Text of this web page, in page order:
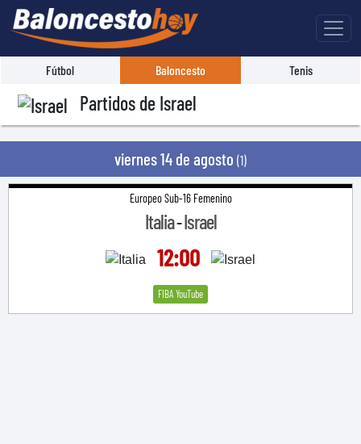
Fútbol Baloncesto Tenis
Partidos de Israel
viernes 14 de agosto (1)
Europeo Sub-16 Femenino
Italia-Israel
12:00
FIBA YouTube